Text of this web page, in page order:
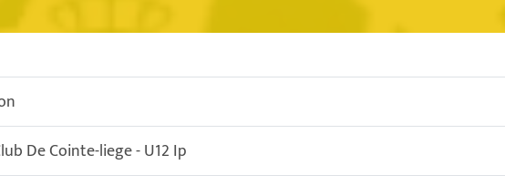
De Cointe-liege - U12 Ip